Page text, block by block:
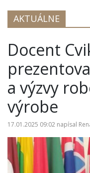
AKTUÁLNE
Docent
a výzvy
výrobe
17.01.2025 09:02 napísal